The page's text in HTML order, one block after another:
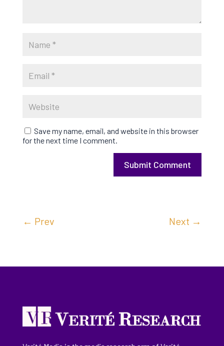
Save my name, email, and website in this browser
for the next time I comment.
Submit Comment
← Prev Next →